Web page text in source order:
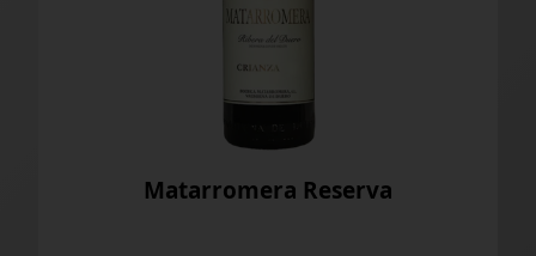
Matarromera Crianza